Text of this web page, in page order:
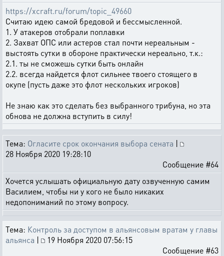
https://xcraft.ru/forum/topic_49660
Считаю идею самой бредовой и бессмысленной.
1. У атакеров отобрали поплавки
2. Захват ОПС или астеров стал почти нереальным -
выстоять сутки в обороне практически нереально, т.к.:
2.1. ты не сможешь сутки быть онлайн
2.2. всегда найдется флот сильнее твоего стоящего в
окупе (пусть даже это флот нескольких игроков)
Не знаю как это сделать без выбранного трибуна, но эта
обнова не должна вступить в силу!
Тема: Огласите срок окончания выбора сената |
28 Ноября 2020 19:28:10
Сообщение #64
Хочется услышать официальную дату озвученную самим
Василием, чтобы ни у кого не было никаких
недопониманий по этому вопросу.
Тема: Контроль за доступом в альянсовым вратам у главы
альянса |
19 Ноября 2020 07:56:15
Сообщение #63